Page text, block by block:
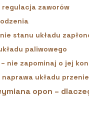
zaworów
stanu układu
paliwowego
nie zapominaj o jej
układu
opon –